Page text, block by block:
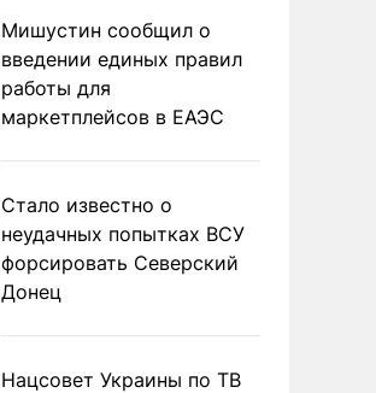
Мишустин сообщил о
введении единых правил
работы для
маркетплейсов в ЕАЭС
Стало известно о
неудачных попытках ВСУ
форсировать Северский
Донец
Нацсовет Украины по ТВ